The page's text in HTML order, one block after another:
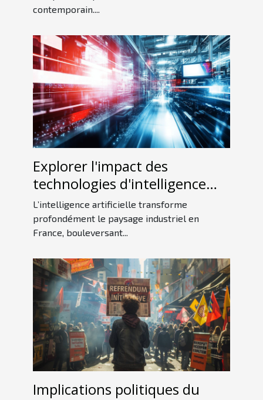
contemporain....
Explorer l'impact des
technologies d'intelligence
artificielle sur l'industrie
française
L’intelligence artificielle transforme
profondément le paysage industriel en
France, bouleversant...
Implications politiques du